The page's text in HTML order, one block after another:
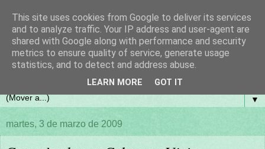
▼
martes, 3 de marzo de 2009
This site uses cookies from Google to deliver its services
and to analyze traffic. Your IP address and user-agent are
shared with Google along with performance and security
metrics to ensure quality of service, generate usage
statistics, and to detect and address abuse.
LEARN MORE GOT IT